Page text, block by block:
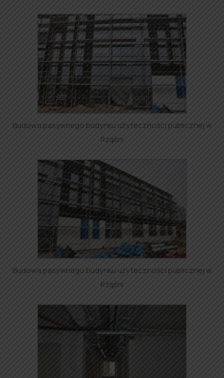
Budowa pasywnego budynku użyteczności publicznej w
Rząśni
Budowa pasywnego budynku użyteczności publicznej w
Rząśni